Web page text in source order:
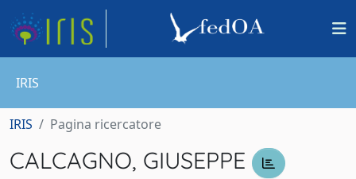
IRIS
IRIS Pagina ricercatore
CALCAGNO, GIUSEPPE